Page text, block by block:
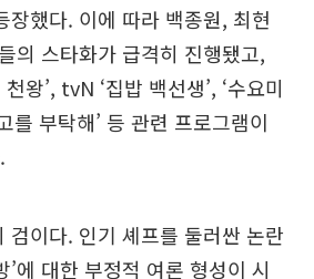
장했다. 이에 따라 백종원, 최현
의 스타화가 급격히 진행됐고,
왕’, tvN ‘집밥 백선생’, ‘수요미
를 부탁해’ 등 관련 프로그램이
검이다. 인기 셰프를 둘러싼 논란
’에 대한 부정적 여론 형성이 시